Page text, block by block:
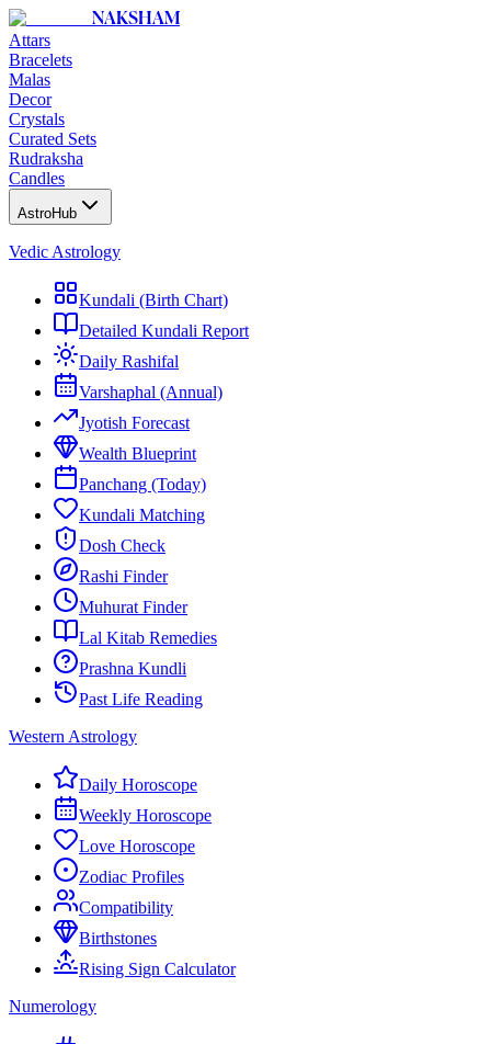
NAKSHAM
Attars
Bracelets
Malas
Decor
Crystals
Curated Sets
Rudraksha
Candles
AstroHub
Vedic Astrology
Kundali (Birth Chart)
Detailed Kundali Report
Daily Rashifal
Varshaphal (Annual)
Jyotish Forecast
Wealth Blueprint
Panchang (Today)
Kundali Matching
Dosh Check
Rashi Finder
Muhurat Finder
Lal Kitab Remedies
Prashna Kundli
Past Life Reading
Western Astrology
Daily Horoscope
Weekly Horoscope
Love Horoscope
Zodiac Profiles
Compatibility
Birthstones
Rising Sign Calculator
Numerology